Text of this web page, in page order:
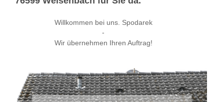
Willkommen bei uns. Spodarek
-
Wir übernehmen Ihren Auftrag!